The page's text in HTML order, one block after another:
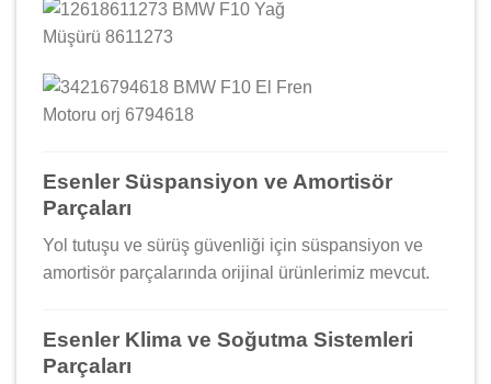
Esenler Süspansiyon ve Amortisör
Parçaları
Yol tutuşu ve sürüş güvenliği için süspansiyon ve
amortisör parçalarında orijinal ürünlerimiz mevcut.
Esenler Klima ve Soğutma Sistemleri
Parçaları